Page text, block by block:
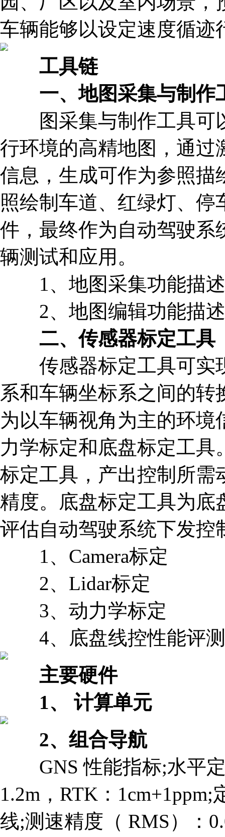
车辆能够以设定速度循迹
工具链
一、地图采集与制作
图采集与制作工具可
行环境的高精地图，通过
信息，生成可作为参照描
照绘制车道、红绿灯、
件，最终作为自动驾驶系
辆测试和应用。
1、地图采集功能描述
2、地图编辑功能描述
二、传感器标定工具
传感器标定工具可实
系和车辆坐标系之间的
为以车辆视角为主的环
力学标定和底盘标定工
标定工具，产出控制所需
精度。底盘标定工具为底
评估自动驾驶系统下发控
1、Camera标定
2、Lidar标定
3、动力学标定
4、底盘线控性能评
主要硬件
1、 计算单元
2、组合导航
GNS 性能指标;水平定
1.2m，RTK：
线;测速精度（ RMS）：